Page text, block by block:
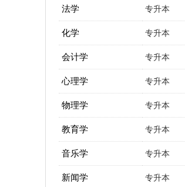
法学 专升本
化学 专升本
会计学 专升本
心理学 专升本
物理学 专升本
教育学 专升本
音乐学 专升本
新闻学 专升本